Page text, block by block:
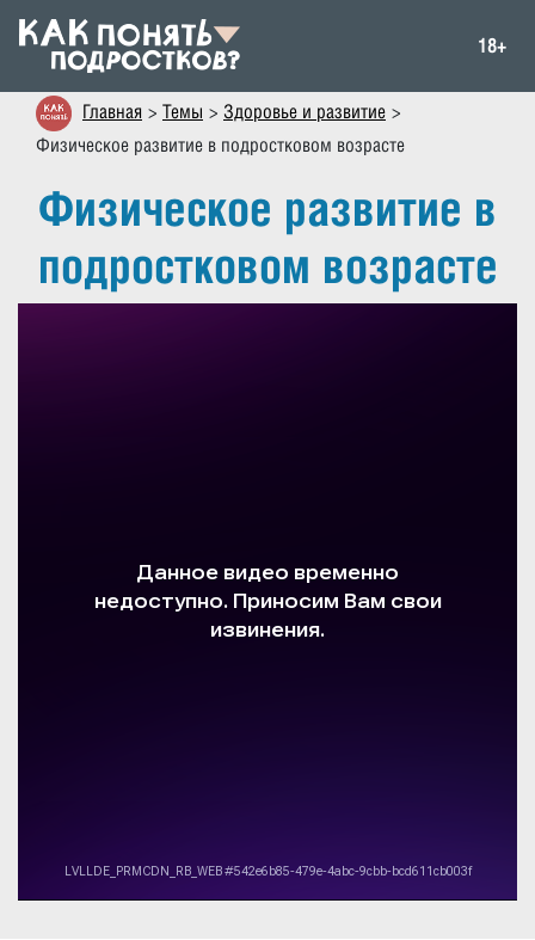
18+
Главная Темы
Здоровье и развитие
Физическое развитие в подростковом возрасте
Физическое развитие в
подростковом возрасте